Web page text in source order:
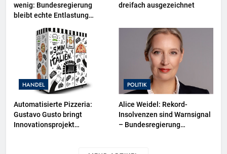
wenig: Bundesregierung
bleibt echte Entlastung
dreifach ausgezeichnet
HANDEL
Automatisierte Pizzeria:
Gustavo Gusto bringt
Innovationsprojekt
POLITIK
Alice Weidel: Rekord-
Insolvenzen sind Warnsignal
– Bundesregierung